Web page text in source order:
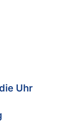
Uhr